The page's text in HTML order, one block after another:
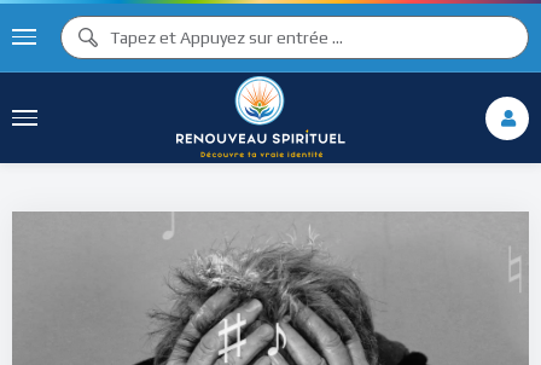
♫ ♩
♩
♯ ♬
♫